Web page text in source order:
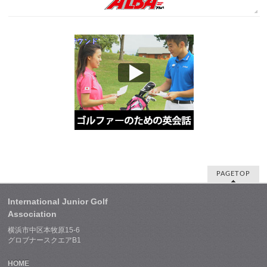
PAGETOP
International Junior Golf
Association
横浜市中区本牧原15-6
グロブナースクエアB1
HOME